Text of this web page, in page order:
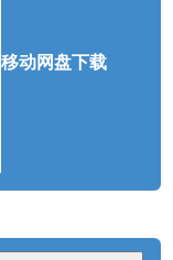
出选择来打造
做出反馈。无论
移动网盘下载